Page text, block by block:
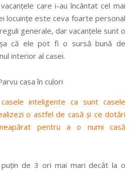
care i-au încântat cel mai
locuințe este ceva foarte personal
generale, dar vacanțele sunt o
că ele pot fi o sursă bună de
interior al casei.
inteligente ca sunt casele
o astfel de casă și ce dotări
pentru a o numi casă
de 3 ori mai mari decât la o